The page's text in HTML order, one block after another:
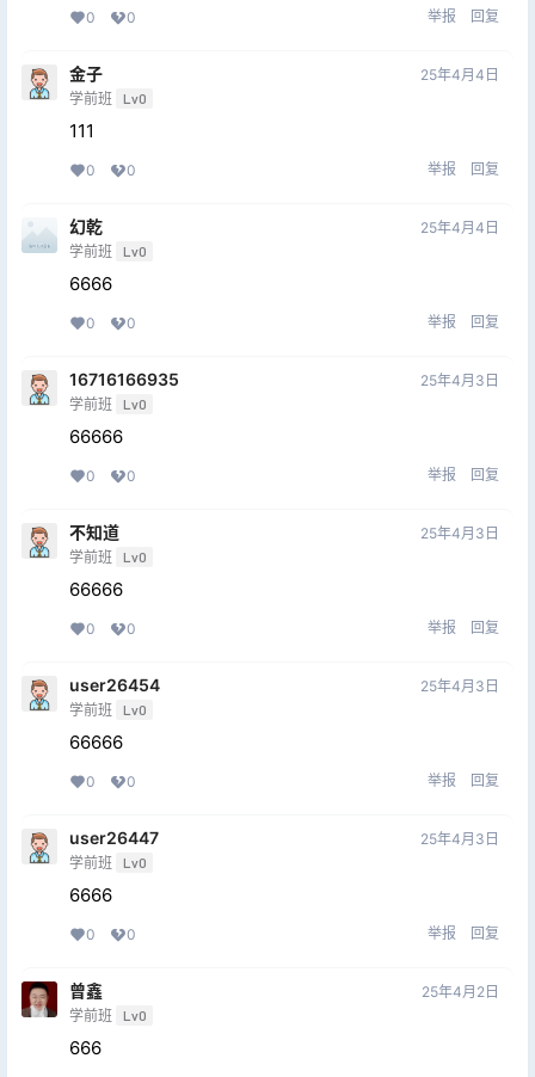
0 0 举报 回复
金子
学前班 Lv0
25年4月4日
111
0 0 举报 回复
幻乾
学前班 Lv0
25年4月4日
6666
0 0 举报 回复
16716166935
学前班 Lv0
25年4月3日
66666
0 0 举报 回复
不知道
学前班 Lv0
25年4月3日
66666
0 0 举报 回复
user26454
学前班 Lv0
25年4月3日
66666
0 0 举报 回复
user26447
学前班 Lv0
25年4月3日
6666
0 0 举报 回复
曾鑫
学前班 Lv0
25年4月2日
666